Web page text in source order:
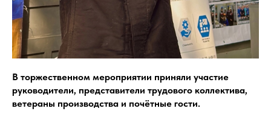
В торжественном мероприятии приняли участие
руководители, представители трудового коллектива,
ветераны производства и почётные гости.